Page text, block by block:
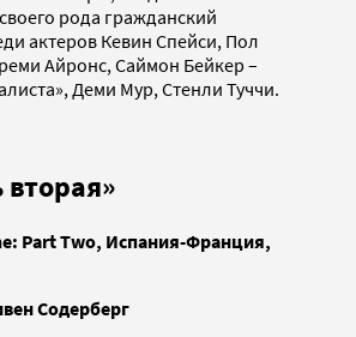
рода гражданский
актеров Кевин Спейси, Пол
Айронс, Саймон Бейкер –
Деми Мур, Стенли Туччи.
вторая»
Part Two, Испания-Франция,
Содерберг